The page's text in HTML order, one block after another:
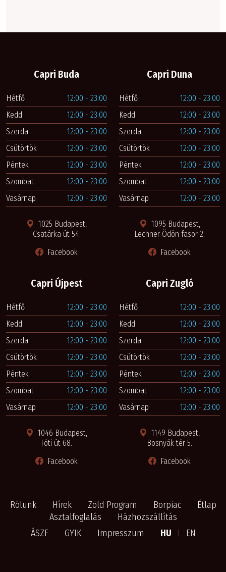
Capri Buda
Hétfő
12:00 - 23:00
Kedd
12:00 - 23:00
Szerda
12:00 - 23:00
Csütörtök
12:00 - 23:00
Péntek
12:00 - 23:00
Szombat
12:00 - 23:00
Vasárnap
12:00 - 23:00
1025 Budapest,
Csatárka út 54.
Facebook
Capri Duna
Hétfő
12:00 - 23:00
Kedd
12:00 - 23:00
Szerda
12:00 - 23:00
Csütörtök
12:00 - 23:00
Péntek
12:00 - 23:00
Szombat
12:00 - 23:00
Vasárnap
12:00 - 23:00
1095 Budapest,
Lechner Ödön fasor 2.
Facebook
Capri Újpest
Hétfő
12:00 - 23:00
Kedd
12:00 - 23:00
Szerda
12:00 - 23:00
Csütörtök
12:00 - 23:00
Péntek
12:00 - 23:00
Szombat
12:00 - 23:00
Vasárnap
12:00 - 23:00
1046 Budapest,
Fóti út 68.
Facebook
Capri Zugló
Hétfő
12:00 - 23:00
Kedd
12:00 - 23:00
Szerda
12:00 - 23:00
Csütörtök
12:00 - 23:00
Péntek
12:00 - 23:00
Szombat
12:00 - 23:00
Vasárnap
12:00 - 23:00
1149 Budapest,
Bosnyák tér 5.
Facebook
Rólunk Hírek Zöld Program Borpiac
Étlap
Asztalfoglalás
Házhozszállítás
ÁSZF
GYIK Impresszum HU I EN